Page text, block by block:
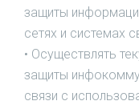
защиты
сетях и системах
• Осуществлять
защиты
связи с